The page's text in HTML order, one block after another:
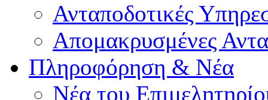
Ανταποδοτικές
Απομακρυσμένες
Πληροφόρηση & Νέα
Νέα του